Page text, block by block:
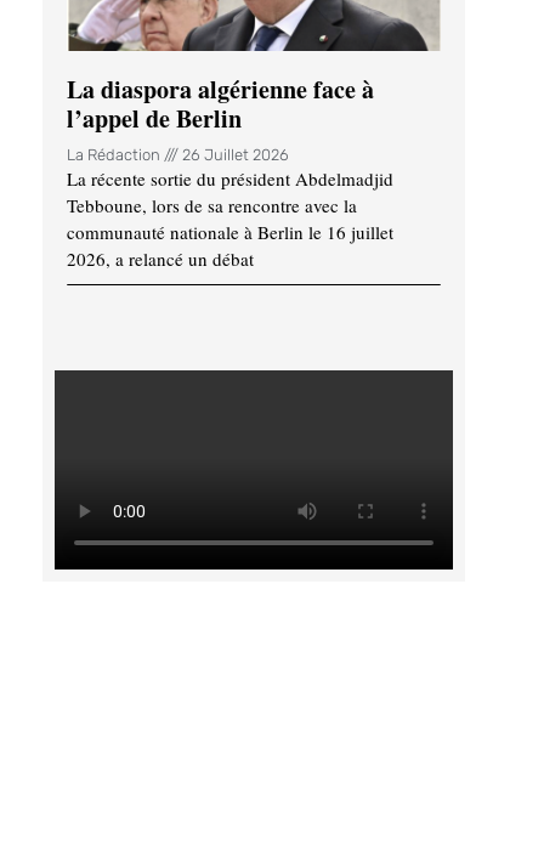
La diaspora algérienne face à
l’appel de Berlin
La Rédaction 26 Juillet 2026
La récente sortie du président Abdelmadjid
Tebboune, lors de sa rencontre avec la
communauté nationale à Berlin le 16 juillet
2026, a relancé un débat